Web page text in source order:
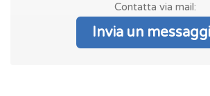
Contatta via mail:
Invia un